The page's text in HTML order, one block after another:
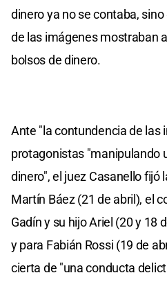
dinero ya no se contaba,
de las imágenes mostraban
bolsos de dinero.
Ante "la contundencia de las
protagonistas "manipulando
dinero", el juez Casanello fijó
Martín Báez (21 de abril), el
Gadín y su hijo Ariel (20 y 18
y para Fabián Rossi (19 de
cierta de "una conducta